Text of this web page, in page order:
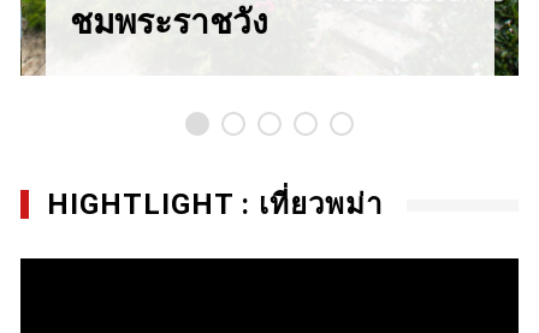
ชมพระราชวัง
HIGHTLIGHT : เที่ยวพม่า